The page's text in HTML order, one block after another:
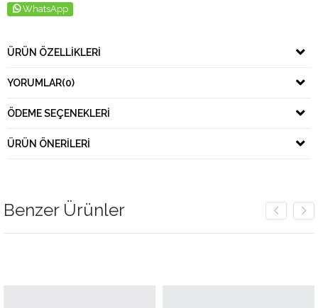
WhatsApp
ÜRÜN ÖZELLIKLERI
YORUMLAR(0)
ÖDEME SEÇENEKLERI
ÜRÜN ÖNERILERI
Benzer Ürünler